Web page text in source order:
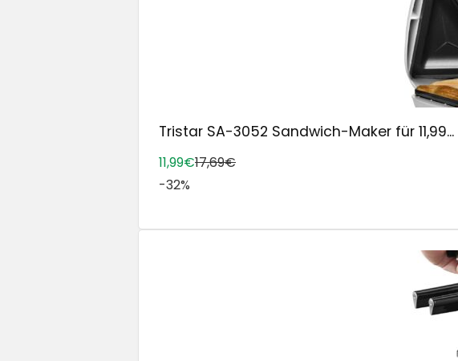
Tristar SA-3052 Sandwich-Maker für 11,99...
11,99€17,69€
-32%